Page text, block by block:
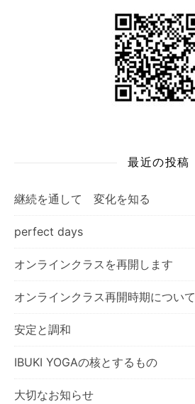
最近の投稿
継続を通して 変化を知る
perfect days
オンラインクラスを再開します
オンラインクラス再開時期について
安定と調和
IBUKI YOGAの核とするもの
大切なお知らせ